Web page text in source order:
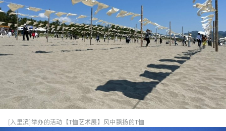
[入里滨]举办的活动【T恤艺术展】风中飘扬的T恤